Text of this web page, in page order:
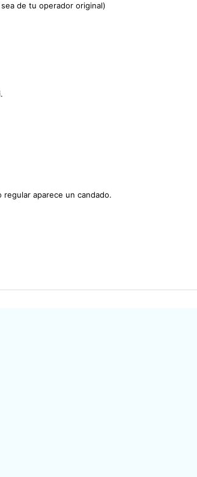
de tu operador original)
aparece un candado.